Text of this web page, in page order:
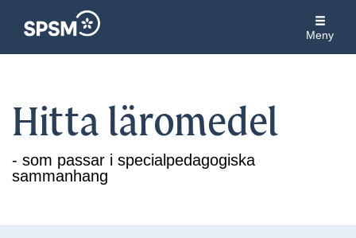
Meny
Hitta läromedel
- som passar i specialpedagogiska
sammanhang